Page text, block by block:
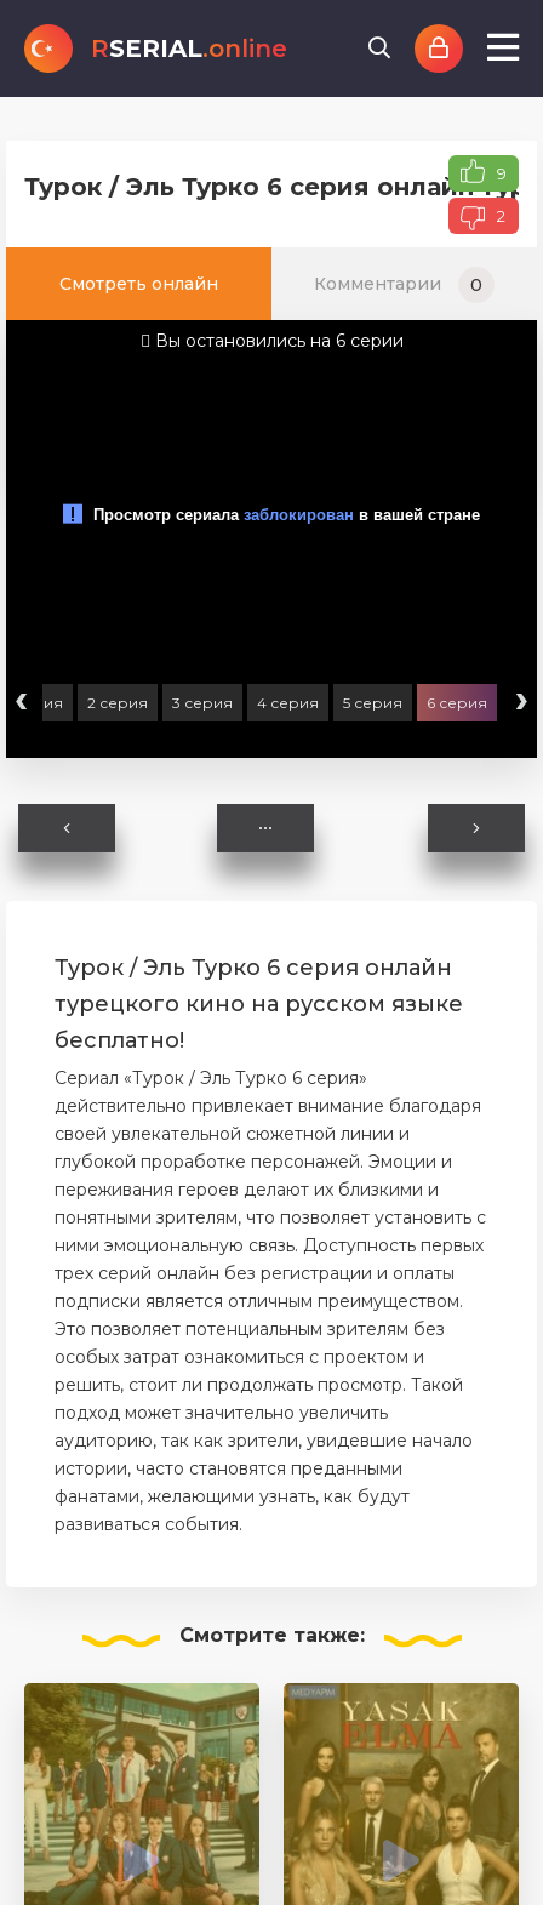
RSERIAL.online
Турок / Эль Турко 6 серия онлайн 9
2
Смотреть онлайн Комментарии 0
Вы остановились на 6 серии
‹
1 серия 2 серия 3 серия 4 серия 5 серия 6 серия ›
Турок / Эль Турко 6 серия онлайн
турецкого кино на русском языке
бесплатно!
Сериал «Турок / Эль Турко 6 серия»
действительно привлекает внимание благодаря
своей увлекательной сюжетной линии и
глубокой проработке персонажей. Эмоции и
переживания героев делают их близкими и
понятными зрителям, что позволяет установить с
ними эмоциональную связь. Доступность первых
трех серий онлайн без регистрации и оплаты
подписки является отличным преимуществом.
Это позволяет потенциальным зрителям без
особых затрат ознакомиться с проектом и
решить, стоит ли продолжать просмотр. Такой
подход может значительно увеличить
аудиторию, так как зрители, увидевшие начало
истории, часто становятся преданными
фанатами, желающими узнать, как будут
развиваться события.
Смотрите также: